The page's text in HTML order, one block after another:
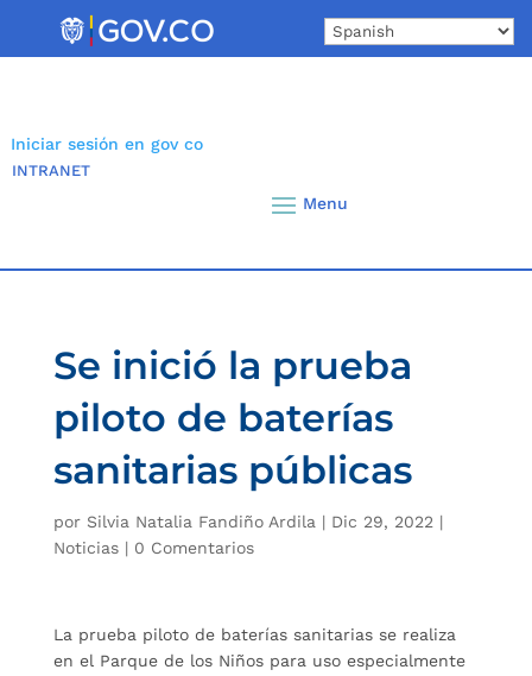
Iniciar sesión en gov co
INTRANET
Se inició la prueba
piloto de baterías
sanitarias públicas
por Silvia Natalia Fandiño Ardila | Dic 29, 2022 |
Noticias| 0 Comentarios
La prueba piloto de baterías sanitarias se realiza
en el Parque de los Niños para uso especialmente